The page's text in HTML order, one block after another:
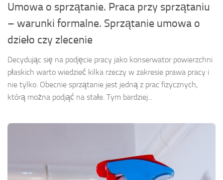
Umowa o sprzątanie. Praca przy sprzątaniu
– warunki formalne. Sprzątanie umowa o
dzieło czy zlecenie
Decydując się na podjęcie pracy jako konserwator powierzchni
płaskich warto wiedzieć kilka rzeczy w zakresie prawa pracy i
nie tylko. Obecnie sprzątanie jest jedną z prac fizycznych,
którą można podjąć na stałe. Tym bardziej...